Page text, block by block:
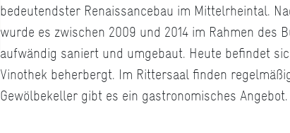
bedeutendster Renaissancebau im Mittelrheintal.
wurde es zwischen 2009 und 2014 im Rahmen
aufwändig saniert und umgebaut. Heute befindet
Vinothek beherbergt. Im Rittersaal finden
Gewölbekeller gibt es ein gastronomisches Angebot.